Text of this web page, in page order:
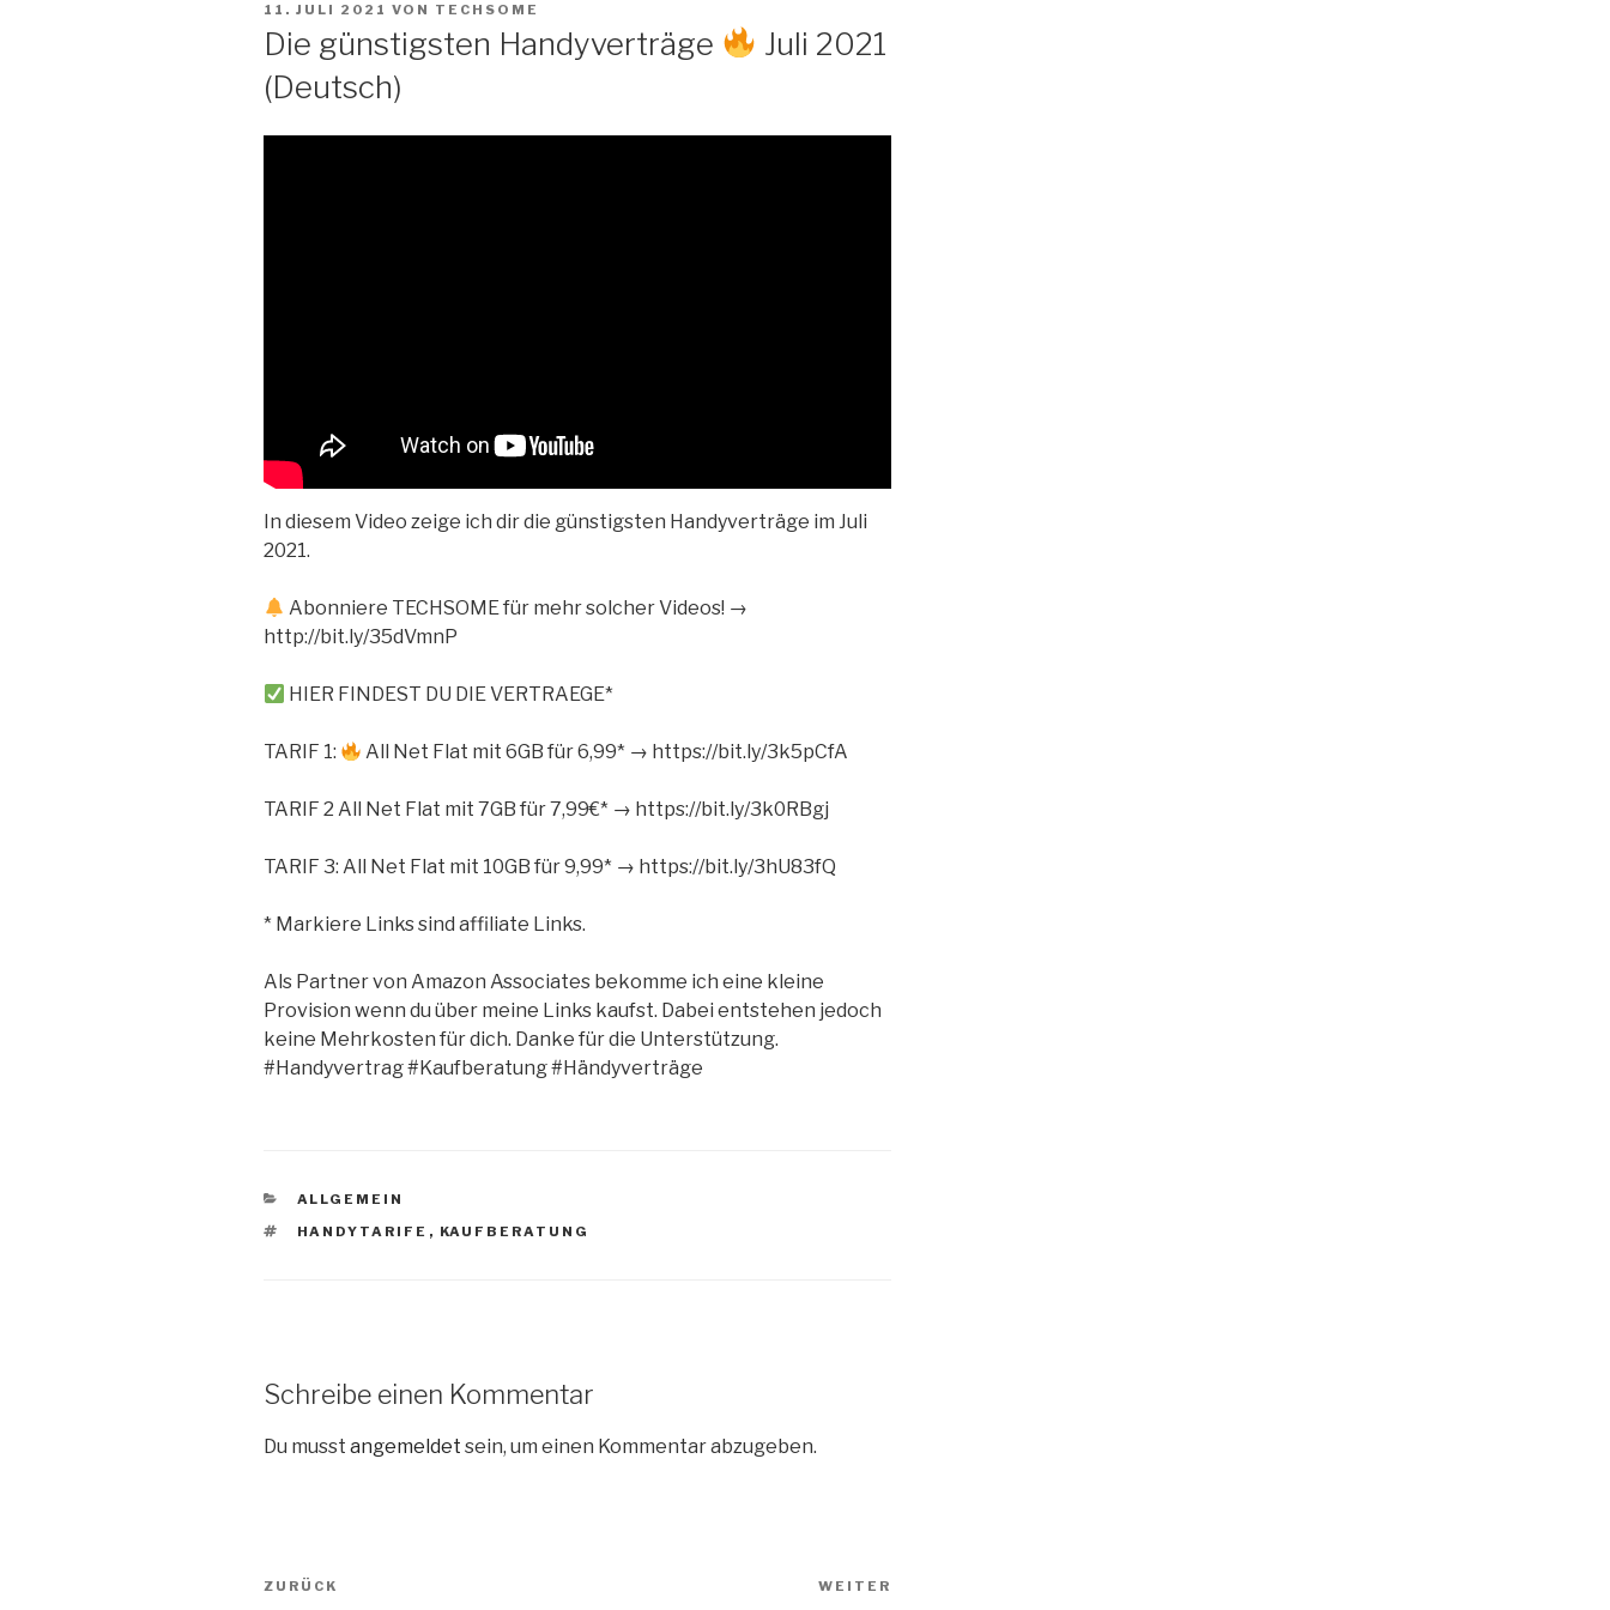
VERÖFFENTLICHT
11. JULI 2021 VON TECHSOME
Die günstigsten Handyverträge
Juli 2021
(Deutsch)
In diesem Video zeige ich dir die günstigsten Handyverträge im Juli
2021.
Abonniere TECHSOME für mehr solcher Videos! →
http://bit.ly/35dVmnP
HIER FINDEST DU DIE VERTRAEGE*
TARIF 1: All Net Flat mit 6GB für 6,99* → https://bit.ly/3k5pCfA
TARIF 2 All Net Flat mit 7GB für 7,99€* → https://bit.ly/3k0RBgj
TARIF 3: All Net Flat mit 10GB für 9,99* → https://bit.ly/3hU83fQ
* Markiere Links sind affiliate Links.
Als Partner von Amazon Associates bekomme ich eine kleine
Provision wenn du über meine Links kaufst. Dabei entstehen jedoch
keine Mehrkosten für dich. Danke für die Unterstützung.
#Handyvertrag #Kaufberatung #Händyverträge
KATEGORIEN
ALLGEMEIN
SCHLAGWÖRTER
HANDYTARIFE , KAUFBERATUNG
Schreibe einen Kommentar
Du musst angemeldet sein, um einen Kommentar abzugeben.
Beitragsnavigation
Vorheriger
ZURÜCK WEITER